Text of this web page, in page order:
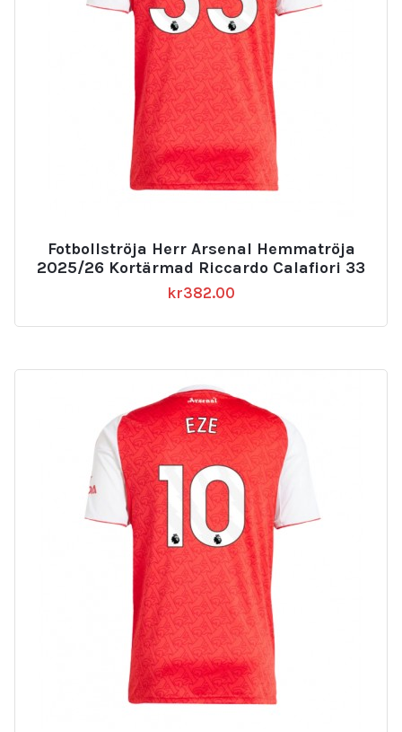
Fotbollströja Herr Arsenal Hemmatröja
2025/26 Kortärmad Riccardo Calafiori 33
kr382.00